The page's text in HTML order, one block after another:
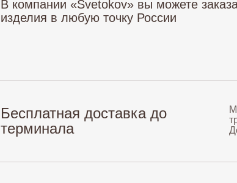
Бесплатная доставка до
терминала
В компании «Svetokov» вы можете
изделия в любую точку России